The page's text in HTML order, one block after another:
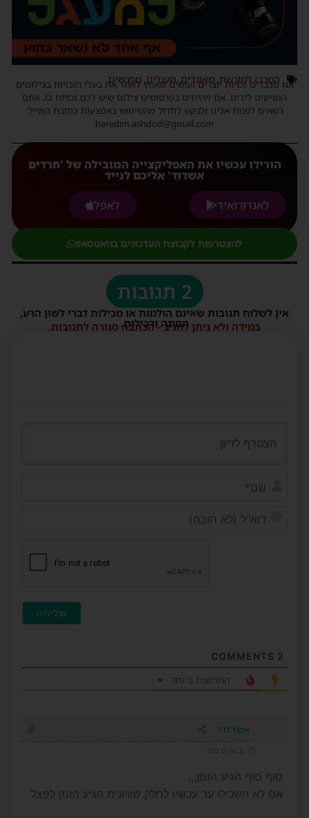
המרכז למורשת,מאוגדים,מעגלים,מפרשים
אנו מכבדים זכויות יוצרים ועושים מאמץ לאתר את בעלי הזכויות בצילומים
המגיעים לידינו. אם זיהיתים בפרסומינו צילום שיש לכם זכויות בו, אתם
רשאים לפנות אלינו ולבקש לחדול מהשימוש באמצעות כתובת המייל:
haredim.ashdod@gmail.com
הורידו עכשיו את האפליקצייה המובילה של 'חרדים
אשדוד' אליכם לנייד
לאנדורואיד
לאפל
להצטרפות לקבוצת העדכונים בוואטסאפ
2 תגובות
אין לשלוח תגובות שאינם הולמות או מכילות דברי לשון הרע,
הסתה ורכילות.
במידה ולא ניתן להגיב - הכתבה סגורה לתגובות.
החדשות ביותר
אשדודי
סוף סוף הגיע הזמן,,,
אם לא השכילו עד עכשיו לחלק שוויונית הגיע הזמן לפצל